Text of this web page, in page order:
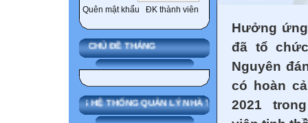
Quên mật khẩu ĐK thành viên
CHỦ ĐỀ THÁNG
SMAS HỆ THỐNG QUẢN LÝ NHÀ TRƯỜNG
Hưởng
đã tổ
Nguyên
có hoàn
2021